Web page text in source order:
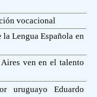
vocacional
la Lengua Española en
ven en el talento
uruguayo Eduardo